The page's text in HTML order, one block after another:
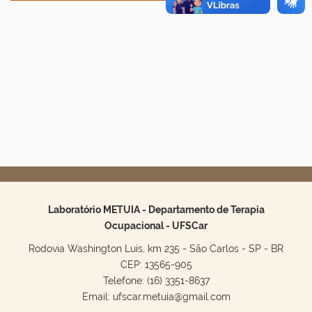
Laboratório METUIA - Departamento de Terapia
Ocupacional - UFSCar
Rodovia Washington Luis, km 235 - São Carlos - SP - BR
CEP: 13565-905
Telefone: (16) 3351-8637
Email: ufscar.metuia@gmail.com